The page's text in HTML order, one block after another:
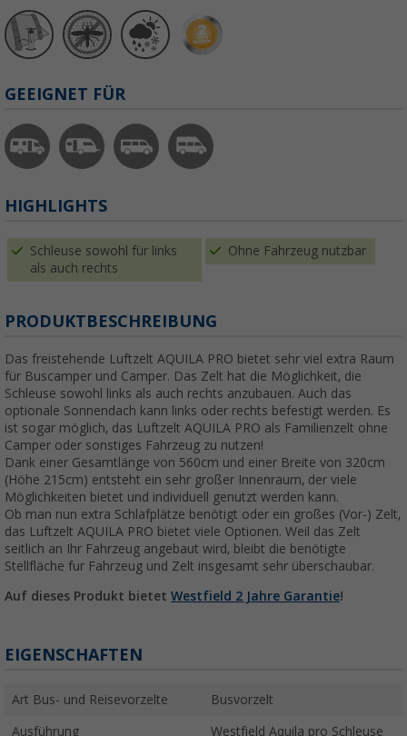
GEEIGNET FÜR
HIGHLIGHTS
Schleuse sowohl für links
als auch rechts
Ohne Fahrzeug nutzbar
PRODUKTBESCHREIBUNG
Das freistehende Luftzelt AQUILA PRO bietet sehr viel extra Raum
für Buscamper und Camper. Das Zelt hat die Möglichkeit, die
Schleuse sowohl links als auch rechts anzubauen. Auch das
optionale Sonnendach kann links oder rechts befestigt werden. Es
ist sogar möglich, das Luftzelt AQUILA PRO als Familienzelt ohne
Camper oder sonstiges Fahrzeug zu nutzen!
Dank einer Gesamtlänge von 560cm und einer Breite von 320cm
(Höhe 215cm) entsteht ein sehr großer Innenraum, der viele
Möglichkeiten bietet und individuell genutzt werden kann.
Ob man nun extra Schlafplätze benötigt oder ein großes (Vor-) Zelt,
das Luftzelt AQUILA PRO bietet viele Optionen. Weil das Zelt
seitlich an Ihr Fahrzeug angebaut wird, bleibt die benötigte
Stellfläche fur Fahrzeug und Zelt insgesamt sehr überschaubar.
Auf dieses Produkt bietet Westfield 2 Jahre Garantie!
EIGENSCHAFTEN
Art Bus- und Reisevorzelte Busvorzelt
Ausführung Westfield Aquila pro Schleuse